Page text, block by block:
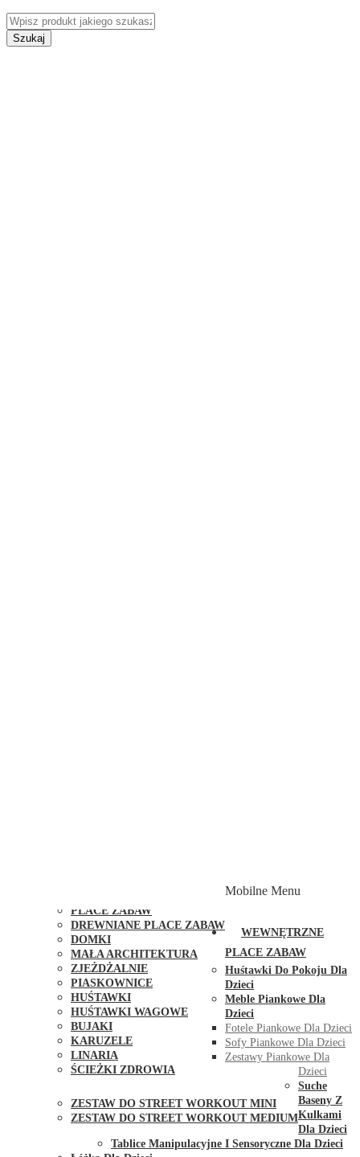
Szukaj
PLACE ZABAW
DREWNIANE PLACE ZABAW
DOMKI
MAŁA ARCHITEKTURA
ZJEŻDŻALNIE
PIASKOWNICE
HUŚTAWKI
HUŚTAWKI WAGOWE
BUJAKI
KARUZELE
LINARIA
ŚCIEŻKI ZDROWIA
ZESTAW DO STREET WORKOUT MINI
ZESTAW DO STREET WORKOUT MEDIUM
Mobilne Menu
WEWNĘTRZNE
PLACE ZABAW
Huśtawki Do Pokoju Dla
Dzieci
Meble Piankowe Dla
Dzieci
Fotele Piankowe Dla Dzieci
Sofy Piankowe Dla Dzieci
Zestawy Piankowe Dla
Dzieci
Suche
Baseny Z
Kulkami
Dla Dzieci
Tablice Manipulacyjne I Sensoryczne Dla Dzieci